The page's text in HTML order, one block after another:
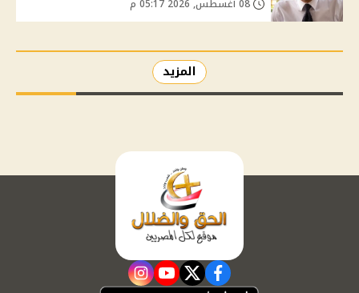
المزيد
facebook
twitter
youtube
instagram